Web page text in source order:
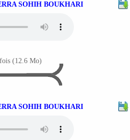
SOHIH BOUKHARI
(12.6 Mo)
SOHIH BOUKHARI